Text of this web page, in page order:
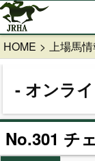
HOME 上場馬情
オンラ
No.301 チ